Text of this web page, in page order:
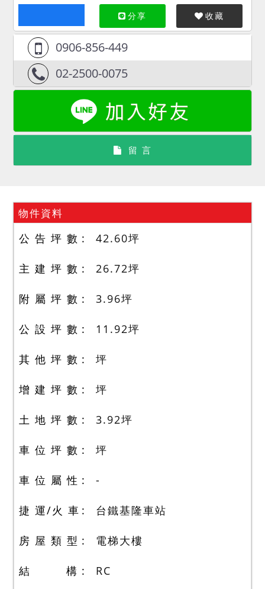
分享 收藏
0906-856-449
02-2500-0075
留 言
物件資料
公 告 坪 數 42.60坪
主 建 坪 數 26.72坪
附 屬 坪 數 3.96坪
公 設 坪 數 11.92坪
其 他 坪 數 坪
增 建 坪 數 坪
土 地 坪 數 3.92坪
車 位 坪 數 坪
車 位 屬 性 -
捷 運/火 車 台鐵基隆車站
房 屋 類 型 電梯大樓
結 構 RC